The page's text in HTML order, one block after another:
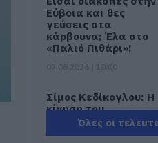
Εύβοια και θες
γεύσεις στα
κάρβουνα; Έλα στο
«Παλιό Πιθάρι»!
Σίμος Κεδίκογλου: Η
κίνηση του
βουλευτή που
«τρέλανε»
Όλες οι